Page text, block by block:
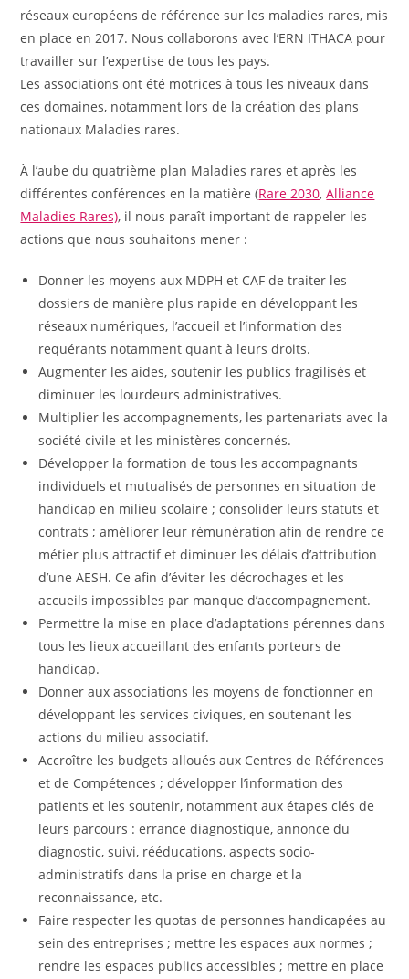
réseaux européens de référence sur les maladies rares, mis
en place en 2017. Nous collaborons avec l’ERN ITHACA pour
travailler sur l’expertise de tous les pays.
Les associations ont été motrices à tous les niveaux dans
ces domaines, notamment lors de la création des plans
nationaux Maladies rares.
À l’aube du quatrième plan Maladies rares et après les
différentes conférences en la matière (Rare 2030,Alliance
Maladies Rares), il nous paraît important de rappeler les
actions que nous souhaitons mener :
Donner les moyens aux MDPH et CAF de traiter les
dossiers de manière plus rapide en développant les
réseaux numériques, l’accueil et l’information des
requérants notamment quant à leurs droits.
Augmenter les aides, soutenir les publics fragilisés et
diminuer les lourdeurs administratives.
Multiplier les accompagnements, les partenariats avec la
société civile et les ministères concernés.
Développer la formation de tous les accompagnants
individuels et mutualisés de personnes en situation de
handicap en milieu scolaire ; consolider leurs statuts et
contrats ; améliorer leur rémunération afin de rendre ce
métier plus attractif et diminuer les délais d’attribution
d’une AESH. Ce afin d’éviter les décrochages et les
accueils impossibles par manque d’accompagnement.
Permettre la mise en place d’adaptations pérennes dans
tous les lieux accueillant des enfants porteurs de
handicap.
Donner aux associations les moyens de fonctionner en
développant les services civiques, en soutenant les
actions du milieu associatif.
Accroître les budgets alloués aux Centres de Références
et de Compétences ; développer l’information des
patients et les soutenir, notamment aux étapes clés de
leurs parcours : errance diagnostique, annonce du
diagnostic, suivi, rééducations, aspects socio-
administratifs dans la prise en charge et la
reconnaissance, etc.
Faire respecter les quotas de personnes handicapées au
sein des entreprises ; mettre les espaces aux normes ;
rendre les espaces publics accessibles ; mettre en place